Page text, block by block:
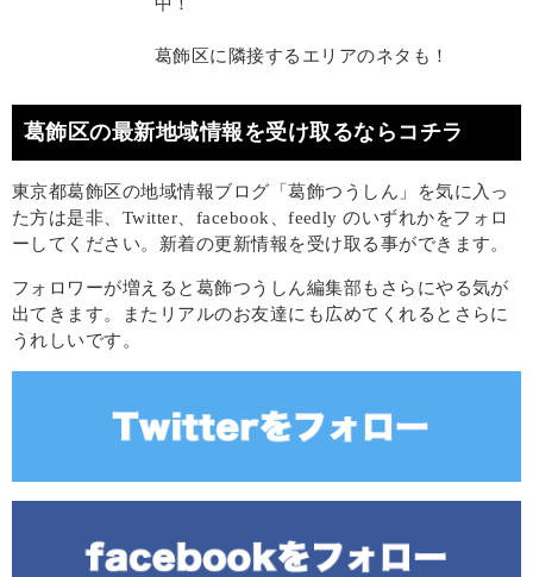
中！
葛飾区に隣接するエリアのネタも！
葛飾区の最新地域情報を受け取るならコチラ
東京都葛飾区の地域情報ブログ「葛飾つうしん」を気に入っ
た方は是非、Twitter、facebook、feedly のいずれかをフォロ
ーしてください。新着の更新情報を受け取る事ができます。
フォロワーが増えると葛飾つうしん編集部もさらにやる気が
出てきます。またリアルのお友達にも広めてくれるとさらに
うれしいです。